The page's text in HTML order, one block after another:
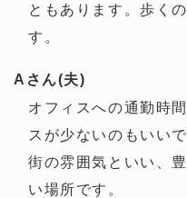
ともあります。歩く
す。
Aさん(夫)
オフィスへの通勤時
スが少ないのもいい
街の雰囲気といい、
い場所です。